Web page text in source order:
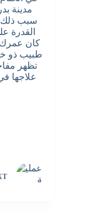
مدينة
سبب ذلك
القدرة
كان
طبيب ذو
تظهر
علاجها